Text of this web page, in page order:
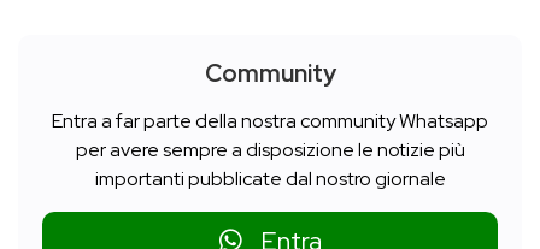
Community
Entra a far parte della nostra community Whatsapp
per avere sempre a disposizione le notizie più
importanti pubblicate dal nostro giornale
Entra